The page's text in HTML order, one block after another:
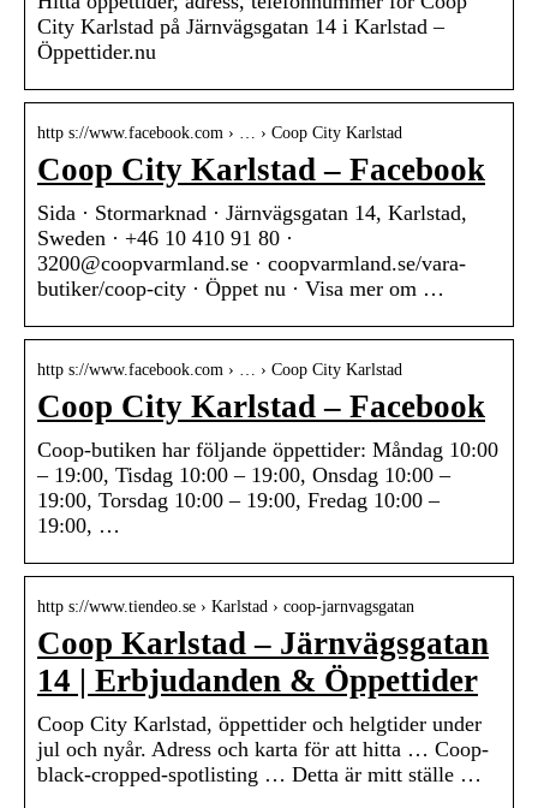
City Karlstad på Järnvägsgatan 14 i Karlstad –
Öppettider.nu
http s://www.facebook.com › … › Coop City Karlstad
Coop City Karlstad – Facebook
Sida · Stormarknad · Järnvägsgatan 14, Karlstad,
Sweden · +46 10 410 91 80 ·
3200@coopvarmland.se · coopvarmland.se/vara-
butiker/coop-city · Öppet nu · Visa mer om …
http s://www.facebook.com › … › Coop City Karlstad
Coop City Karlstad – Facebook
Coop-butiken har följande öppettider: Måndag 10:00
– 19:00, Tisdag 10:00 – 19:00, Onsdag 10:00 –
19:00, Torsdag 10:00 – 19:00, Fredag 10:00 –
19:00, …
http s://www.tiendeo.se › Karlstad › coop-jarnvagsgatan
Coop Karlstad – Järnvägsgatan
14 | Erbjudanden & Öppettider
Coop City Karlstad, öppettider och helgtider under
jul och nyår. Adress och karta för att hitta … Coop-
black-cropped-spotlisting … Detta är mitt ställe …